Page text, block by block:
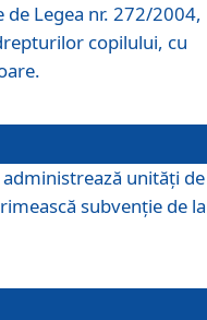
Legea nr. 272/2004,
copilului, cu
unităţi de
subvenţie de la